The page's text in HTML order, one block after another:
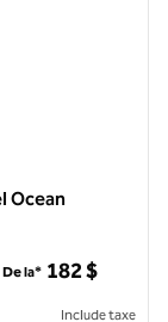
Ocean
De la* 182 $
Include taxe